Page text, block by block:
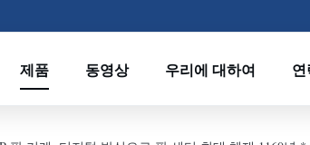
제품 동영상 우리에 대하여